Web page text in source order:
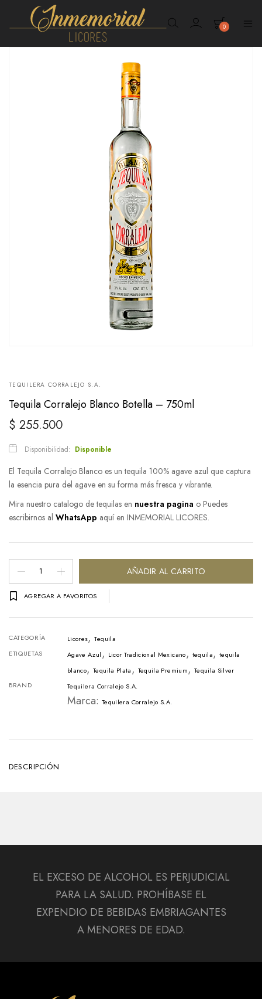
Inmemorial
0
TEQUILERA CORRALEJO S.A.
Tequila Corralejo Blanco Botella – 750ml
$ 255.500
Disponibilidad: Disponible
El Tequila Corralejo Blanco es un tequila 100% agave azul que captura
la esencia pura del agave en su forma más fresca y vibrante.
Mira nuestro catalogo de tequilas en nuestra pagina o Puedes
escribirnos al WhatsApp aquí en INMEMORIAL LICORES.
Tequila
Corralejo
Blanco
Botella
-
750ml
AÑADIR AL CARRITO
AGREGAR A FAVORITOS
CATEGORÍA Licores,Tequila
ETIQUETAS
Agave Azul, Licor Tradicional Mexicano, tequila,tequila
blanco,Tequila Plata, Tequila Premium, Tequila Silver
BRAND
Tequilera Corralejo S.A.
Marca: Tequilera Corralejo S.A.
DESCRIPCIÓN
EL EXCESO DE ALCOHOL ES PERJUDICIAL
PARA LA SALUD. PROHÍBASE EL
EXPENDIO DE BEBIDAS EMBRIAGANTES
A MENORES DE EDAD.